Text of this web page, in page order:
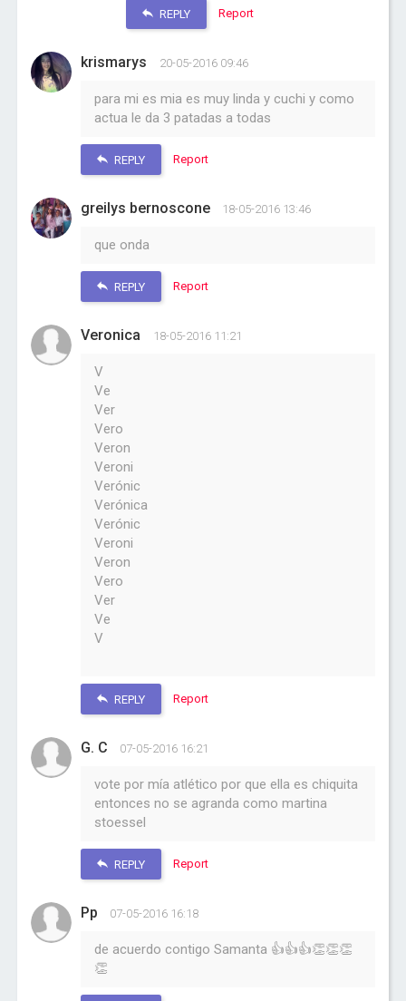
REPLY Report
krismarys 20-05-2016 09:46
para mi es mia es muy linda y cuchi y como
actua le da 3 patadas a todas
REPLY Report
greilys bernoscone 18-05-2016 13:46
que onda
REPLY Report
Veronica 18-05-2016 11:21
V
Ve
Ver
Vero
Veron
Veroni
Verónic
Verónica
Verónic
Veroni
Veron
Vero
Ver
Ve
V
REPLY Report
G. C 07-05-2016 16:21
vote por mía atlético por que ella es chiquita
entonces no se agranda como martina
stoessel
REPLY Report
Pp 07-05-2016 16:18
de acuerdo contigo Samanta 👍👍👍👏👏👏
👏